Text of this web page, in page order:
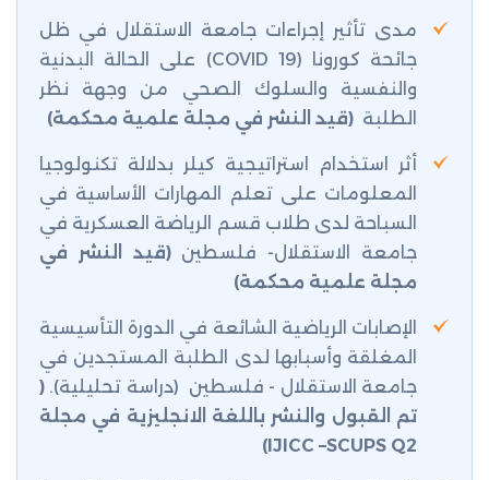
مدى تأثير إجراءات جامعة الاستقلال في ظل
جائحة كورونا (COVID 19) على الحالة البدنية
والنفسية والسلوك الصحي من وجهة نظر
الطلبة (قيد النشر في مجلة علمية محكمة)
أثر استخدام استراتيجية كيلر بدلالة تكنولوجيا
المعلومات على تعلم المهارات الأساسية في
السباحة لدى طلاب قسم الرياضة العسكرية في
جامعة الاستقلال- فلسطين(قيد النشر في
مجلة علمية محكمة)
الإصابات الرياضية الشائعة في الدورة التأسيسية
المغلقة وأسبابها لدى الطلبة المستجدين في
جامعة الاستقلال - فلسطين (دراسة تحليلية). (
تم القبول والنشر باللغة الانجليزية في مجلة
IJICC –SCUPS Q2
)